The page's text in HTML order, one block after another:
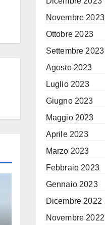
Novembre 2023
Ottobre 2023
Settembre 2023
Agosto 2023
Luglio 2023
Giugno 2023
Maggio 2023
Aprile 2023
Marzo 2023
Febbraio 2023
Gennaio 2023
Dicembre 2022
Novembre 2022